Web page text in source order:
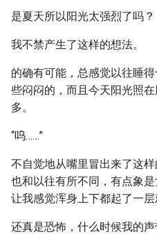
是夏天所以阳光太强烈了吗？
我不禁产生了这样的想法。
的确有可能，总感觉以往睡
些闷闷的，而且今天阳光照
多。
“呜……”
不自觉地从嘴里冒出来了这
也和以往有所不同，有点象
让我感觉浑身上下都起了一层
还真是恐怖，什么时候我的